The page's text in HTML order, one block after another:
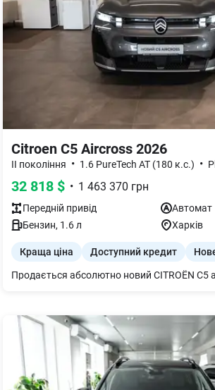
Citroen C5 Aircross 2026
II покоління • 1.6 PureTech AT (180 к.с.) •
32 818 $ • 1 463 370 грн
Передній привід
Автомат
Бензин, 1.6л Харків
Краща ціна Доступний кредит